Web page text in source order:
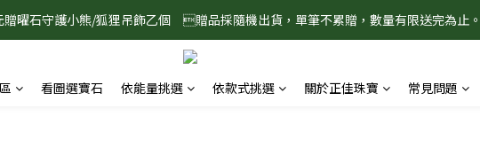
8/31 淨心護運 全館8折起 記得將商品加入購物車查看最終折扣金額！
贈曜石守護小熊/狐狸吊飾乙個　贈品採隨機出貨，單筆不累贈，數量有限送完為止。
1-8/31 淨心護運 全館8折起 記得將商品加入購物車查看最終折扣金額！
看圖選寶石 依能量挑選 依款式挑選 關於正佳珠寶 常見問題